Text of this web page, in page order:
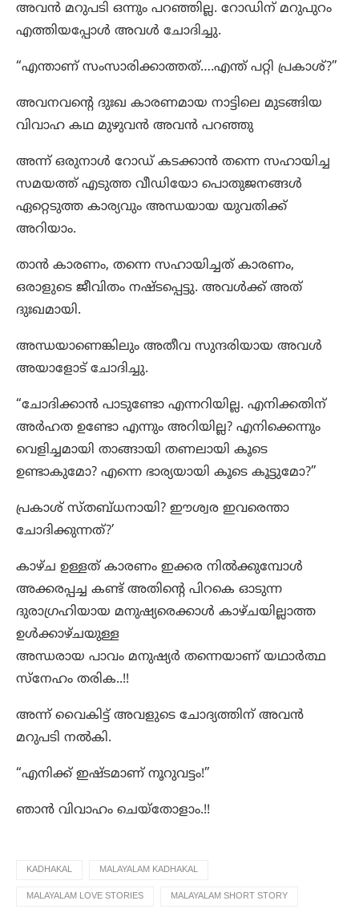
അവൻ മറുപടി ഒന്നും പറഞ്ഞില്ല. റോഡിന് മറുപുറം
എത്തിയപ്പോൾ അവൾ ചോദിച്ചു.
“എന്താണ് സംസാരിക്കാത്തത്….എന്ത് പറ്റി പ്രകാശ്?”
അവനവന്റെ ദുഃഖ കാരണമായ നാട്ടിലെ മുടങ്ങിയ
വിവാഹ കഥ മുഴുവൻ അവൻ പറഞ്ഞു
അന്ന് ഒരുനാൾ റോഡ് കടക്കാൻ തന്നെ സഹായിച്ച
സമയത്ത് എടുത്ത വീഡിയോ പൊതുജനങ്ങൾ
ഏറ്റെടുത്ത കാര്യവും അന്ധയായ യുവതിക്ക്
അറിയാം.
താൻ കാരണം, തന്നെ സഹായിച്ചത് കാരണം,
ഒരാളുടെ ജീവിതം നഷ്ടപ്പെട്ടു. അവൾക്ക് അത്
ദുഃഖമായി.
അന്ധയാണെങ്കിലും അതീവ സുന്ദരിയായ അവൾ
അയാളോട് ചോദിച്ചു.
“ചോദിക്കാൻ പാടുണ്ടോ എന്നറിയില്ല. എനിക്കതിന്
അർഹത ഉണ്ടോ എന്നും അറിയില്ല? എനിക്കെന്നും
വെളിച്ചമായി താങ്ങായി തണലായി കൂടെ
ഉണ്ടാകുമോ? എന്നെ ഭാര്യയായി കൂടെ കൂട്ടുമോ?”
പ്രകാശ് സ്തബ്ധനായി? ഈശ്വര ഇവരെന്താ
ചോദിക്കുന്നത്?’
കാഴ്ച ഉള്ളത് കാരണം ഇക്കര നിൽക്കുമ്പോൾ
അക്കരപ്പച്ച കണ്ട് അതിന്റെ പിറകെ ഓടുന്ന
ദുരാഗ്രഹിയായ മനുഷ്യരെക്കാൾ കാഴ്ചയില്ലാത്ത
ഉൾക്കാഴ്ചയുള്ള
അന്ധരായ പാവം മനുഷ്യർ തന്നെയാണ് യഥാർത്ഥ
സ്നേഹം തരിക..!!
അന്ന് വൈകിട്ട് അവളുടെ ചോദ്യത്തിന് അവൻ
മറുപടി നൽകി.
“എനിക്ക് ഇഷ്ടമാണ് നൂറുവട്ടം!”
ഞാൻ വിവാഹം ചെയ്തോളാം.!!
KADHAKAL MALAYALAM KADHAKAL
MALAYALAM LOVE STORIES MALAYALAM SHORT STORY